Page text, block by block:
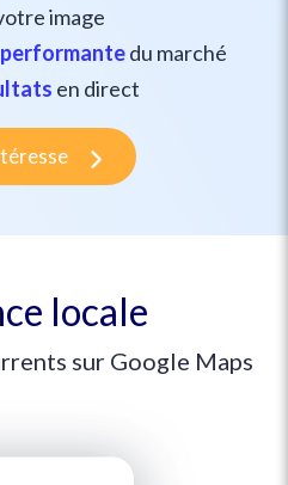
image
du marché
en direct
locale
sur Google Maps